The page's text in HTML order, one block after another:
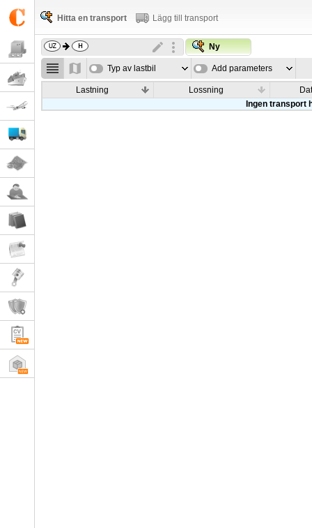
Hitta en transport Lägg till transport
Ny
Typ av lastbil Add parameters
Lastning Lossning
Ingen transport